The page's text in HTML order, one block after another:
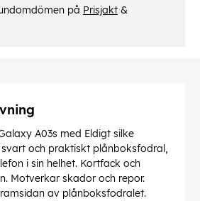
på Prisjakt &
A03s med Eldigt silke
och praktiskt plånboksfodral,
i sin helhet. Kortfack och
Motverkar skador och repor.
av plånboksfodralet.